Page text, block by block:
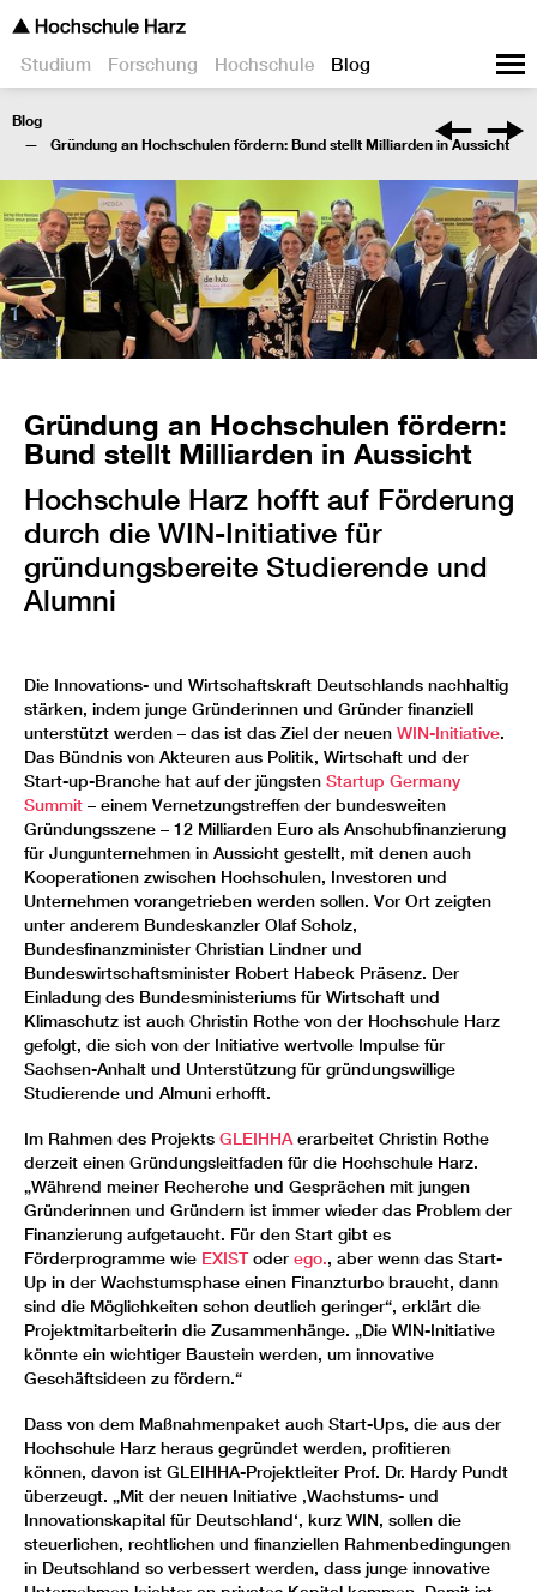
Studium Forschung Hochschule Blog
Blog
Gründung an Hochschulen fördern: Bund stellt Milliarden in Aussicht
Gründung an Hochschulen fördern:
Bund stellt Milliarden in Aussicht
Hochschule Harz hofft auf Förderung
durch die WIN-Initiative für
gründungsbereite Studierende und
Alumni
Die Innovations- und Wirtschaftskraft Deutschlands nachhaltig
stärken, indem junge Gründerinnen und Gründer finanziell
unterstützt werden – das ist das Ziel der neuen WIN-Initiative.
Das Bündnis von Akteuren aus Politik, Wirtschaft und der
Start-up-Branche hat auf der jüngsten Startup Germany
Summit – einem Vernetzungstreffen der bundesweiten
Gründungsszene – 12 Milliarden Euro als Anschubfinanzierung
für Jungunternehmen in Aussicht gestellt, mit denen auch
Kooperationen zwischen Hochschulen, Investoren und
Unternehmen vorangetrieben werden sollen. Vor Ort zeigten
unter anderem Bundeskanzler Olaf Scholz,
Bundesfinanzminister Christian Lindner und
Bundeswirtschaftsminister Robert Habeck Präsenz. Der
Einladung des Bundesministeriums für Wirtschaft und
Klimaschutz ist auch Christin Rothe von der Hochschule Harz
gefolgt, die sich von der Initiative wertvolle Impulse für
Sachsen-Anhalt und Unterstützung für gründungswillige
Studierende und Almuni erhofft.
Im Rahmen des Projekts GLEIHHAerarbeitet Christin Rothe
derzeit einen Gründungsleitfaden für die Hochschule Harz.
„Während meiner Recherche und Gesprächen mit jungen
Gründerinnen und Gründern ist immer wieder das Problem der
Finanzierung aufgetaucht. Für den Start gibt es
Förderprogramme wie EXISToder ego., aber wenn das Start-
Up in der Wachstumsphase einen Finanzturbo braucht, dann
sind die Möglichkeiten schon deutlich geringer“, erklärt die
Projektmitarbeiterin die Zusammenhänge. „Die WIN-Initiative
könnte ein wichtiger Baustein werden, um innovative
Geschäftsideen zu fördern.“
Dass von dem Maßnahmenpaket auch Start-Ups, die aus der
Hochschule Harz heraus gegründet werden, profitieren
können, davon ist GLEIHHA-Projektleiter Prof. Dr. Hardy Pundt
überzeugt. „Mit der neuen Initiative ‚Wachstums- und
Innovationskapital für Deutschland‘, kurz WIN, sollen die
steuerlichen, rechtlichen und finanziellen Rahmenbedingungen
in Deutschland so verbessert werden, dass junge innovative